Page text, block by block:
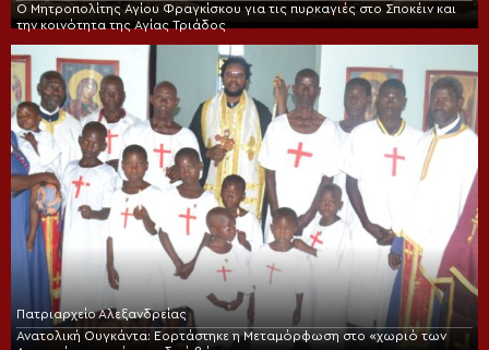
Ο Μητροπολίτης Αγίου Φραγκίσκου για τις πυρκαγιές στο Σποκέιν και
την κοινότητα της Αγίας Τριάδος
Πατριαρχείο Αλεξανδρείας
Ανατολική Ουγκάντα: Εορτάστηκε η Μεταμόρφωση στο «χωριό των